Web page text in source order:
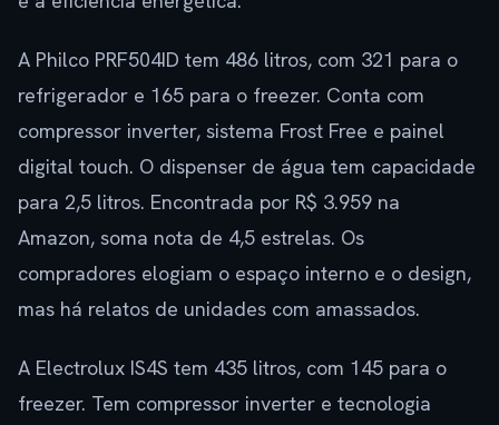
A Philco PRF504ID tem 486 litros, com 321 para o
refrigerador e 165 para o freezer. Conta com
compressor inverter, sistema Frost Free e painel
digital touch. O dispenser de água tem capacidade
para 2,5 litros. Encontrada por R$ 3.959 na
Amazon, soma nota de 4,5 estrelas. Os
compradores elogiam o espaço interno e o design,
mas há relatos de unidades com amassados.
A Electrolux IS4S tem 435 litros, com 145 para o
freezer. Tem compressor inverter e tecnologia